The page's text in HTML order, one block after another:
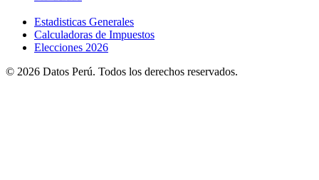
Estadisticas Generales
Calculadoras de Impuestos
Elecciones 2026
© 2026 Datos Perú. Todos los derechos reservados.